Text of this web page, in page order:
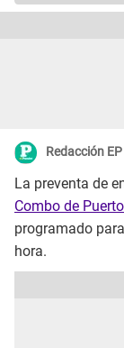
Redacción EP
La preventa de
Combo de
programado
hora.